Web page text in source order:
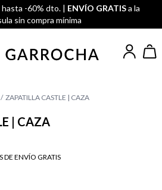
hasta -60% dto. | ENVÍO GRATISa la
sin compra mínima
ZAPATILLA CASTLE | CAZA
| CAZA
DE ENVÍO GRATIS